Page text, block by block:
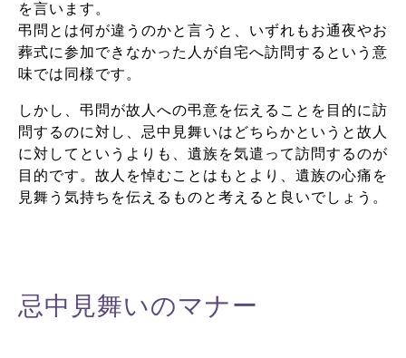
を言います。
弔問とは何が違うのかと言うと、いずれもお通夜やお
葬式に参加できなかった人が自宅へ訪問するという意
味では同様です。
しかし、弔問が故人への弔意を伝えることを目的に訪
問するのに対し、忌中見舞いはどちらかというと故人
に対してというよりも、遺族を気遣って訪問するのが
目的です。 故人を悼むことはもとより、遺族の心痛を
見舞う気持ちを伝えるものと考えると良いでしょう。
忌中見舞いのマナー